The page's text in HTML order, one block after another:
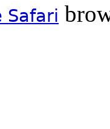
Safari